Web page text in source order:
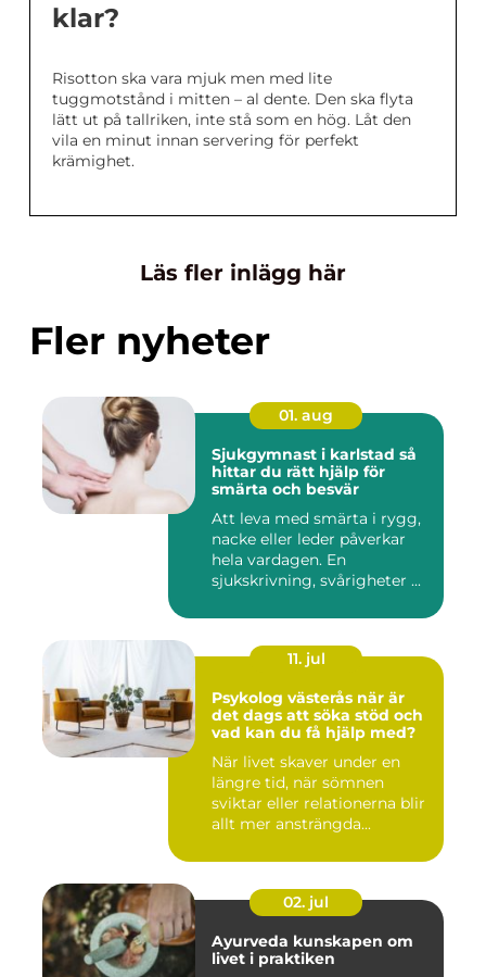
klar?
Risotton ska vara mjuk men med lite
tuggmotstånd i mitten – al dente. Den ska flyta
lätt ut på tallriken, inte stå som en hög. Låt den
vila en minut innan servering för perfekt
krämighet.
Läs fler inlägg här
Fler nyheter
01. aug
Sjukgymnast i karlstad så
hittar du rätt hjälp för
smärta och besvär
Att leva med smärta i rygg,
nacke eller leder påverkar
hela vardagen. En
sjukskrivning, svårigheter ...
11. jul
Psykolog västerås när är
det dags att söka stöd och
vad kan du få hjälp med?
När livet skaver under en
längre tid, när sömnen
sviktar eller relationerna blir
allt mer ansträngda...
02. jul
Ayurveda kunskapen om
livet i praktiken